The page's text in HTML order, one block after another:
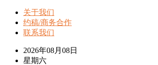
关于我们
约稿/商务合作
联系我们
2026年08月08日
星期六